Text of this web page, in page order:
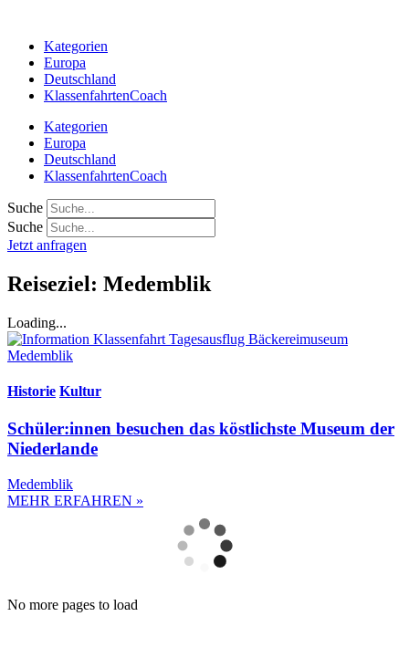
springenKategorien
Europa
Deutschland
KlassenfahrtenCoach
Kategorien
Europa
Deutschland
KlassenfahrtenCoach
Suche
Suche
Jetzt anfragen
Reiseziel: Medemblik
Loading...
Historie Kultur
Schüler:innen besuchen das köstlichste Museum der
Niederlande
Medemblik
MEHR ERFAHREN »
No more pages to load